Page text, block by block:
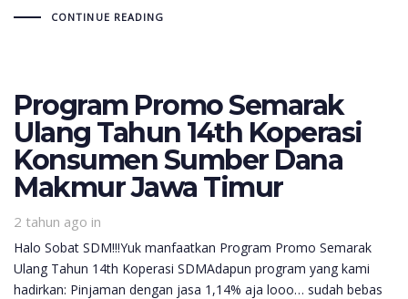
CONTINUE READING
Program Promo Semarak
Ulang Tahun 14th Koperasi
Konsumen Sumber Dana
Makmur Jawa Timur
2 tahun ago in
Halo Sobat SDM!!!Yuk manfaatkan Program Promo Semarak
Ulang Tahun 14th Koperasi SDMAdapun program yang kami
hadirkan: Pinjaman dengan jasa 1,14% aja looo… sudah bebas